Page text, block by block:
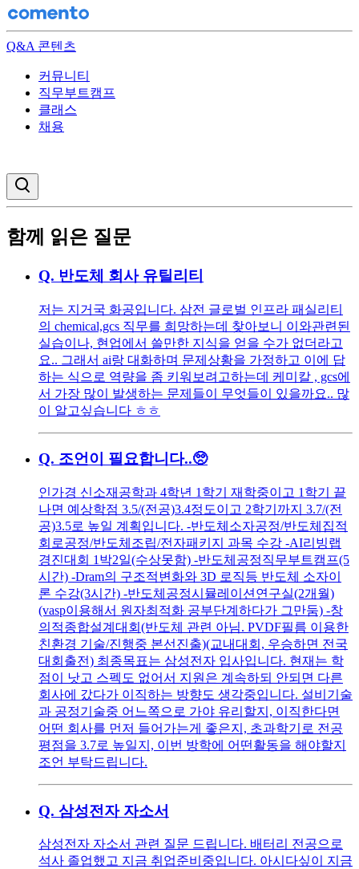
Q&A 콘텐츠
커뮤니티
직무부트캠프
클래스
채용
함께 읽은 질문
Q. 반도체 회사 유틸리티
저는 지거국 화공입니다. 삼전 글로벌 인프라 패실리티
의 chemical,gcs 직무를 희망하는데 찾아보니 이와관련된
실습이나, 현업에서 쓸만한 지식을 얻을 수가 없더라고
요.. 그래서 ai랑 대화하며 문제상황을 가정하고 이에 답
하는 식으로 역량을 좀 키워보려고하는데 케미칼 , gcs에
서 가장 많이 발생하는 문제들이 무엇들이 있을까요.. 많
이 알고싶습니다 ㅎㅎ
Q. 조언이 필요합니다..🥺
인가경 신소재공학과 4학년 1학기 재학중이고 1학기 끝
나면 예상학점 3.5/(전공)3.4정도이고 2학기까지 3.7/(전
공)3.5로 높일 계획입니다. -반도체소자공정/반도체집적
회로공정/반도체조립/전자패키지 과목 수강 -AI리빙랩
경진대회 1박2일(수상못함) -반도체공정직무부트캠프(5
시간) -Dram의 구조적변화와 3D 로직등 반도체 소자이
론 수강(3시간) -반도체공정시뮬레이션연구실(2개월)
(vasp이용해서 원자최적화 공부단계하다가 그만둠) -창
의적종합설계대회(반도체 관련 아님. PVDF필름 이용한
친환경 기술/진행중 본선진출)(교내대회, 우승하면 전국
대회출전) 최종목표는 삼성전자 입사입니다. 현재는 학
점이 낫고 스펙도 없어서 지원은 계속하되 안되면 다른
회사에 갔다가 이직하는 방향도 생각중입니다. 설비기술
과 공정기술중 어느쪽으로 가야 유리할지, 이직한다면
어떤 회사를 먼저 들어가는게 좋은지, 초과학기로 전공
평점을 3.7로 높일지, 이번 방학에 어떤활동을 해야할지
조언 부탁드립니다.
Q. 삼성전자 자소서
삼성전자 자소서 관련 질문 드립니다. 배터리 전공으로
석사 졸업했고 지금 취업준비중입니다. 아시다싶이 지금